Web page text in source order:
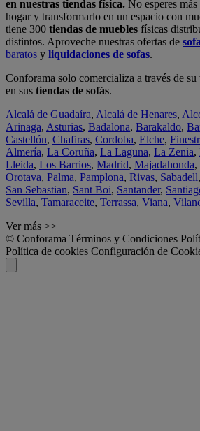
en nuestras tiendas física. No esperes
hogar y transformarlo en un espacio con
tiene 300 tiendas de muebles físicas
distintos. Aproveche nuestras ofertas de
baratos y liquidaciones de sofas.
Conforama solo comercializa a través de
en sus tiendas de sofás.
Alcalá de Guadaíra, Alcalá de Henares,
Arinaga, Asturias, Badalona, Barakaldo,
Castellón, Chafiras, Cordoba, Elche,
Almería, La Coruña, La Laguna, La Zenia,
Lleida, Los Barrios, Madrid, Majadahonda,
Orotava, Palma, Pamplona, Rivas, Sabadell,
San Sebastian, Sant Boi, Santander,
Sevilla, Tamaraceite, Terrassa, Viana,
Ver más >>
© Conforama Términos y Condiciones
Política de cookies Configuración de